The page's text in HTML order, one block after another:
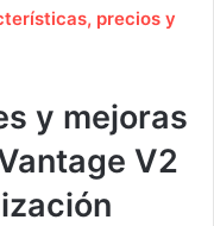
precios y
y mejoras
V2